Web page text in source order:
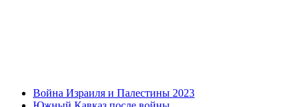
Война Израиля и Палестины 2023